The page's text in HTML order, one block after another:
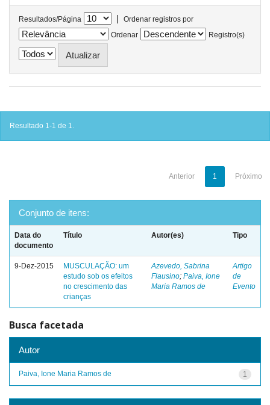
Resultados/Página |
Ordenar registros por
Ordenar
Registro(s)
Resultado 1-1 de 1.
Anterior 1 Próximo
Conjunto de itens:
Data do
documento
Título Autor(es) Tipo
9-Dez-2015
MUSCULAÇÃO: um
estudo sob os efeitos
no crescimento das
crianças
Azevedo, Sabrina
Flausino; Paiva, Ione
Maria Ramos de
Artigo
de
Evento
Busca facetada
Autor
1
Paiva, Ione Maria Ramos de